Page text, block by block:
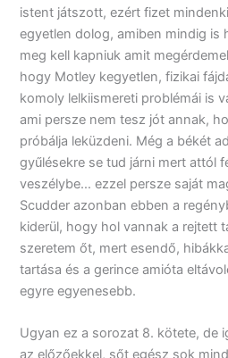
istent játszott, ezért fizet
egyetlen dolog, amiben mindig is
meg kell kapniuk amit
hogy Motley kegyetlen, fizikai
komoly lelkiismereti problémái is
ami persze nem tesz jót annak,
próbálja leküzdeni. Még a békét
gyűlésekre se tud járni mert attól
veszélybe… ezzel persze saját
Scudder azonban ebben a
kiderül, hogy hol vannak a rejtett
szeretem őt, mert esendő,
tartása és a gerince amióta
egyre egyenesebb.
Ugyan ez a sorozat 8. kötete, de
az előzőekkel, sőt egész sok